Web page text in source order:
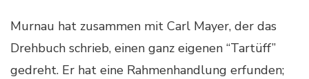
Murnau hat zusammen mit Carl Mayer, der das
Drehbuch schrieb, einen ganz eigenen “Tartüff”
gedreht. Er hat eine Rahmenhandlung erfunden;